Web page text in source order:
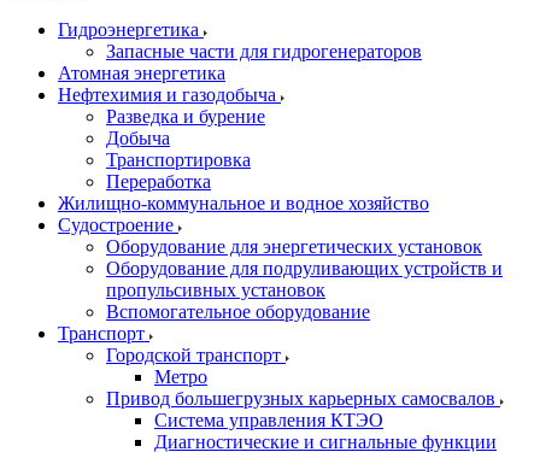
Гидроэнергетика
Запасные части для гидрогенераторов
Атомная энергетика
Нефтехимия и газодобыча
Разведка и бурение
Добыча
Транспортировка
Переработка
Жилищно-коммунальное и водное хозяйство
Судостроение
Оборудование для энергетических установок
Оборудование для подруливающих устройств и
пропульсивных установок
Вспомогательное оборудование
Транспорт
Городской транспорт
Метро
Привод большегрузных карьерных самосвалов
Система управления КТЭО
Диагностические и сигнальные функции